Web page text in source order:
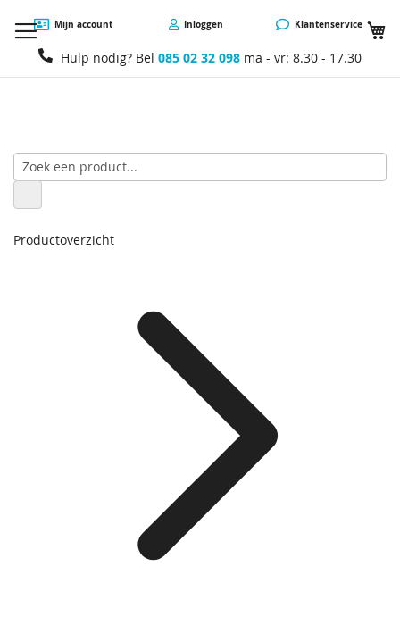
Mijn account Inloggen Klantenservice
Hulp nodig? Bel 085 02 32 098 ma - vr: 8.30 - 17.30
Productoverzicht